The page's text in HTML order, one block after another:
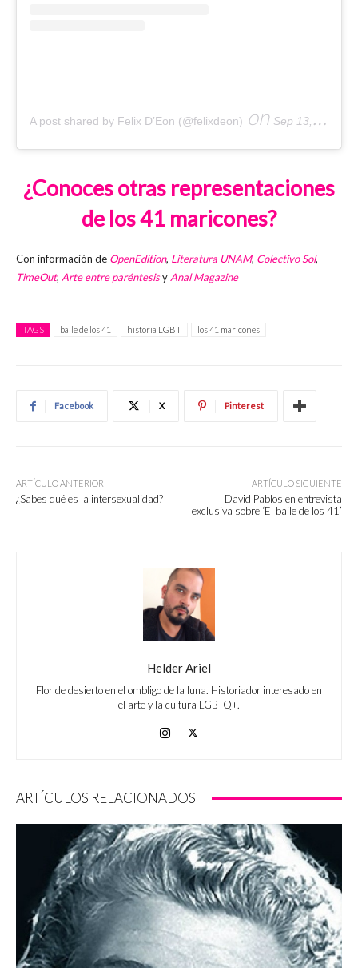
A post shared by Felix D’Eon (@felixdeon) on Sep 13, 2019 at 9:25am PDT
¿Conoces otras representaciones
de los 41 maricones?
Con información de OpenEdition, Literatura UNAM, Colectivo Sol,
TimeOut, Arte entre paréntesisyAnal Magazine
TAGS baile de los 41 historia LGBT los 41 maricones
Facebook X Pinterest
ARTÍCULO ANTERIOR
¿Sabes qué es la intersexualidad?
ARTÍCULO SIGUIENTE
David Pablos en entrevista
exclusiva sobre ‘El baile de los 41’
Helder Ariel
Flor de desierto en el ombligo de la luna. Historiador interesado en
el arte y la cultura LGBTQ+.
ARTÍCULOS RELACIONADOS